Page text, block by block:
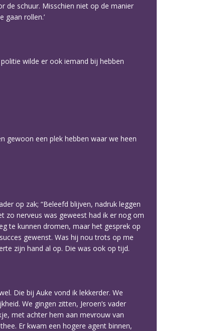
de schuur. Misschien niet op de manier
rollen.’
wilde er ook iemand bij hebben
gewoon een plek hebben waar we heen
op zak; “Beleefd blijven, nadruk leggen
zo nerveus was geweest had ik er nog om
te kunnen dromen, maar het gesprek op
gewenst. Was hij nou trots op me
zijn hand al op. Die was ook op tijd.
Die bij Auke vond ik lekkerder. We
We gingen zitten, Jeroen’s vader
met achter hem aan mevrouw van
Er kwam een hogere agent binnen,